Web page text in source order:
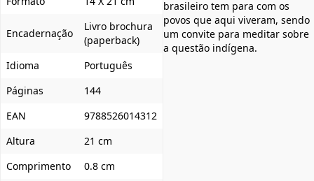
Encadernação
Livro brochura
(paperback)
Idioma
Português
Páginas
144
EAN
9788526014312
Altura
21 cm
Comprimento
0.8 cm
brasileiro tem para com os
povos que aqui viveram, sendo
um convite para meditar sobre
a questão indígena.